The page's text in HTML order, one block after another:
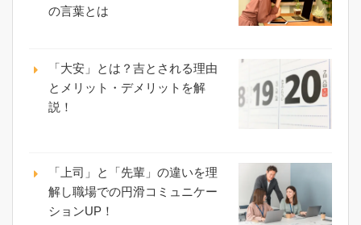
の言葉とは
「大安」とは？吉とされる理由
とメリット・デメリットを解
説！
「上司」と「先輩」の違いを理
解し職場での円滑コミュニケー
ションUP！